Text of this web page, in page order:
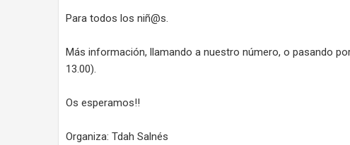
Para todos los niñ@s.
Más información, llamando a nuestro número, o pasando
13.00).
Os esperamos!!
Organiza: Tdah Salnés